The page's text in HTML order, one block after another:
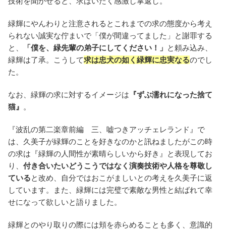
緑輝にやんわりと注意されるとこれまでの求の態度から考え
られない誠実な佇まいで「僕が間違ってました」と謝罪する
と、
「僕を、緑先輩の弟子にしてください！」 と頼み込み、
緑輝は了承。こうして求は忠犬の如く緑輝に忠実なるのでし
た。
なお、緑輝の求に対するイメージは 『ずぶ濡れになった捨て
猫』 。
『波乱の第二楽章前編 三、嘘つきアッチェレランド』で
は、久美子が緑輝のことを好きなのかと訊ねましたがこの時
の求は『緑輝の人間性が素晴らしいから好き』と表現してお
り、 付き合いたいどうこうではなく演奏技術や人格を尊敬し
ていると改め、自分ではおこがましいとの考えを久美子に返
しています。また、緑輝には完璧で素敵な男性と結ばれて幸
せになって欲しいと語りました。
緑輝とのやり取りの際には頬を赤らめることも多く、意識的